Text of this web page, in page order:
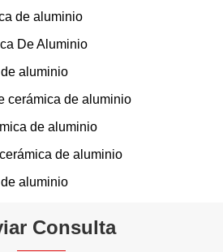
de aluminio
De Aluminio
aluminio
cerámica de aluminio
de aluminio
de aluminio
aluminio
Consulta